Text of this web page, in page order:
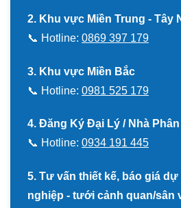
2. Khu vực Miền Trung - Tây
📞 Hotline: 0869 397 179
3. Khu vực Miền Bắc
📞 Hotline: 0981 525 179
4. Đăng Ký Đại Lý / Nhà
📞 Hotline: 0934 191 445
5. Tư vấn thiết kế, báo giá
nghiệp - tưới cảnh quan/sân